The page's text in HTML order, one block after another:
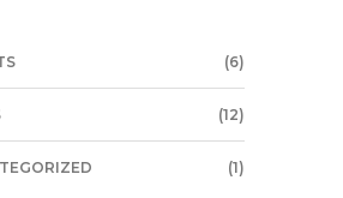
(6)
(12)
(1)